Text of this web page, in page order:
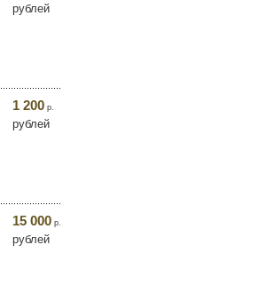
рублей
1 200 р.
рублей
15 000 р.
рублей